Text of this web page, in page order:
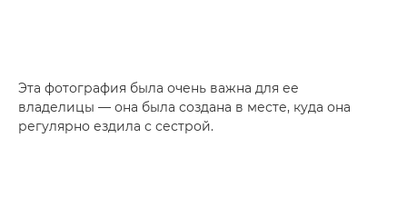
Эта фотография была очень важна для ее
владелицы — она была создана в месте, куда она
регулярно ездила с сестрой.